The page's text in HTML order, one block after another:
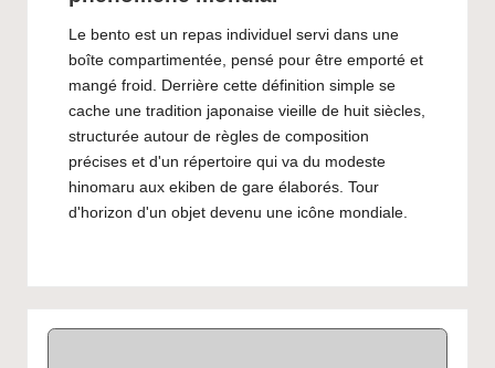
Le bento est un repas individuel servi dans une
boîte compartimentée, pensé pour être emporté et
mangé froid. Derrière cette définition simple se
cache une tradition japonaise vieille de huit siècles,
structurée autour de règles de composition
précises et d'un répertoire qui va du modeste
hinomaru aux ekiben de gare élaborés. Tour
d'horizon d'un objet devenu une icône mondiale.